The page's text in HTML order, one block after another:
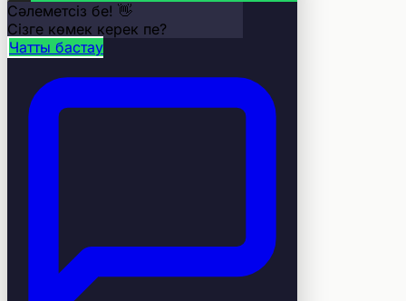
Сәлеметсіз бе! 👋
Сізге көмек керек пе?
Чатты бастау